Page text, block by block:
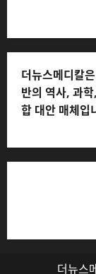
더뉴스메디칼
반의 역사, 과
합 대안 매체입
더뉴스